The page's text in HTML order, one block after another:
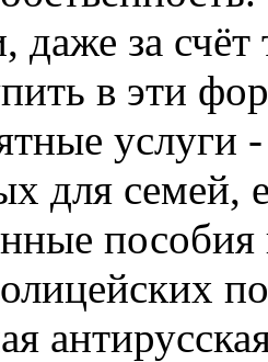
даже за
в эти
услуги
для семей,
пособия